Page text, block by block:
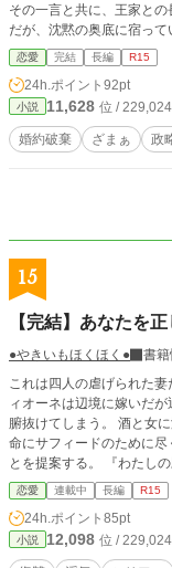
その一言と共に、王家との
だが、沈黙の奥底に宿っ
な覚悟だった。 動揺する貴族たち、混乱する政権。やがて、ノーグレイブ家
は“ある宣言”をもって王政
み出す。 一方、王宮では裏切りの余波が波紋を広げ、王太子は“責任”という言葉
の意味と向き合わざるを得
て、動き出したノーグレイ
あった。 ※日常パー
恋愛 完結 長編 R15
24h.ポイント 92pt
小説 11,628 位 /
婚約破棄 ざまぁ 政
15
【完結】あなたを
●やきいもほくほく●
書籍
これは四人の虐げられた妻たちが
ィオーネは辺境に嫁いだ
腑抜けてしまう。 酒と女
命にサフィードのために
とを提案する。 『わたし
ーネと共に彼女の願いを叶えていくがや
ァルは将来を約束したフラ
ていたが、アスファルはチ
やってはいけない。僕はラ
話をすべて任せていたフラ
恋愛 連載中 長編 R15
24h.ポイント 85pt
小説 12,098 位 /